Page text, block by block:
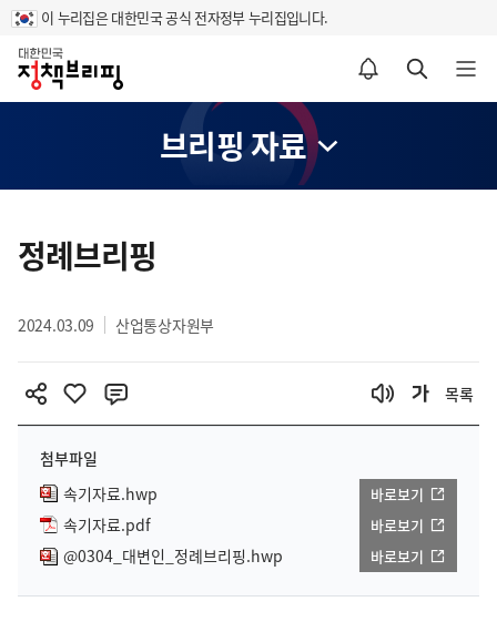
이 누리집은 대한민국 공식 전자정부 누리집입니다.
홈
알림설정 바로가기 검색 바로가기 메뉴 열기
브리핑 자료
텐
츠
역
정례브리핑
2024.03.09 산업통상자원부
목록
첨부파일
속기자료.hwp
바로보기
속기자료.pdf 바로보기
@0304_대변인_정례브리핑.hwp 바로보기